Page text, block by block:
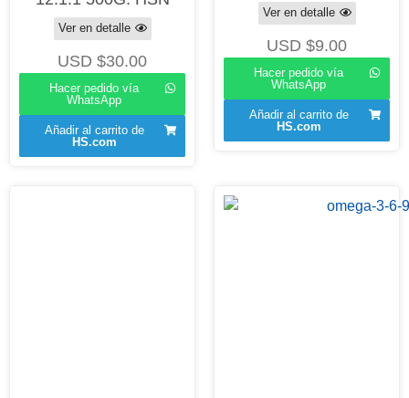
Ver en detalle
USD $30.00
Hacer pedido vía
WhatsApp
Añadir al carrito de
HS.com
Ver en detalle
USD $9.00
Hacer pedido vía
WhatsApp
Añadir al carrito de
HS.com